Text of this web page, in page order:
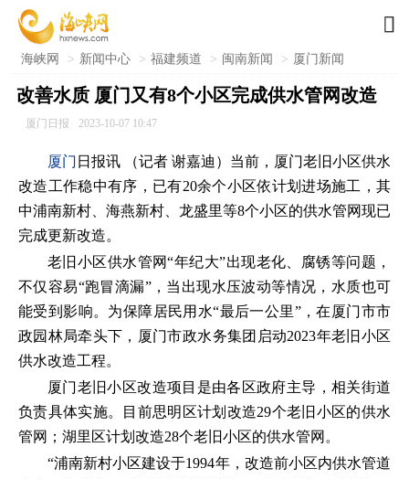

海峡网 > 新闻中心 > 福建频道 > 闽南新闻 > 厦门新闻
改善水质 厦门又有8个小区完成供水管网改造
厦门日报 2023-10-07 10:47
厦门 日报讯 （记者 谢嘉迪）当前，厦门老旧小区供水
改造工作稳中有序，已有20余个小区依计划进场施工，其
中浦南新村、海燕新村、龙盛里等8个小区的供水管网现已
完成更新改造。
老旧小区供水管网“年纪大”出现老化、腐锈等问题，
不仅容易“跑冒滴漏”，当出现水压波动等情况，水质也可
能受到影响。为保障居民用水“最后一公里”，在厦门市市
政园林局牵头下，厦门市政水务集团启动2023年老旧小区
供水改造工程。
厦门老旧小区改造项目是由各区政府主导，相关街道
负责具体实施。目前思明区计划改造29个老旧小区的供水
管网；湖里区计划改造28个老旧小区的供水管网。
“浦南新村小区建设于1994年，改造前小区内供水管道